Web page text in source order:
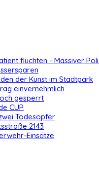
flüchten - Massiver
der Kunst im Stadtpark
einvernehmlich
gesperrt
CUP
Todesopfer
2143
Einsätze